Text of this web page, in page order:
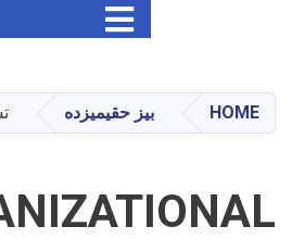
main
content
حقیمیزده تشکیلات نینگ جدولی